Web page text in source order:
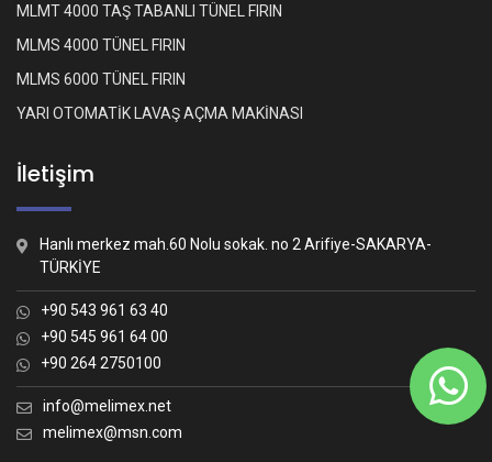
MLMT 4000 TAŞ TABANLI TÜNEL FIRIN
MLMS 4000 TÜNEL FIRIN
MLMS 6000 TÜNEL FIRIN
YARI OTOMATİK LAVAŞ AÇMA MAKİNASI
İletişim
Hanlı merkez mah.60 Nolu sokak. no 2 Arifiye-SAKARYA-
TÜRKİYE
+90 543 961 63 40
+90 545 961 64 00
+90 264 2750100
info@melimex.net
melimex@msn.com
Nasıl yardımcı olabiliriz?